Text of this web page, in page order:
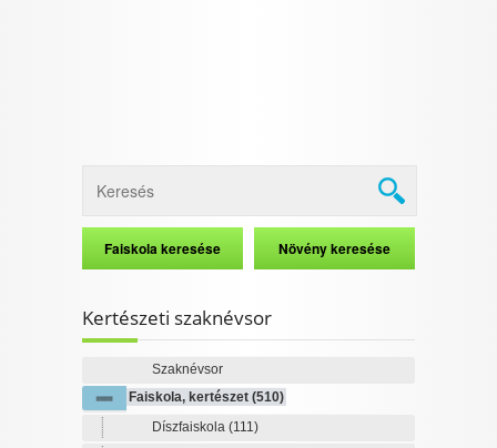
Data Deletion Data Access Privacy Policy
Kertészeti szaknévsor
Szaknévsor
Faiskola, kertészet (510)
Díszfaiskola (111)